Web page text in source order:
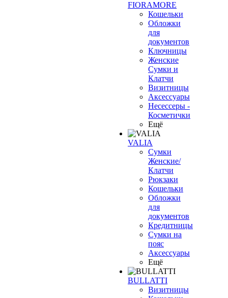
FIORAMORE
Кошельки
Обложки
для
документов
Ключницы
Женские
Сумки и
Клатчи
Визитницы
Аксессуары
Несессеры -
Косметички
Ещё
VALIA
Сумки
Женские/
Клатчи
Рюкзаки
Кошельки
Обложки
для
документов
Кредитницы
Сумки на
пояс
Аксессуары
Ещё
BULLATTI
Визитницы